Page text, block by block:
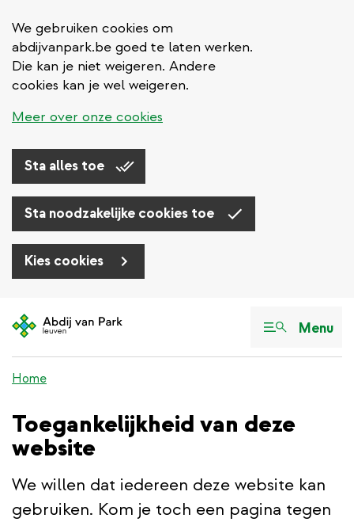
We gebruiken cookies om
abdijvanpark.be goed te laten werken.
Die kan je niet weigeren. Andere
cookies kan je wel weigeren.
Meer over onze cookies
Sta alles toe
Sta noodzakelijke cookies toe
Kies cookies
en
inhoud
Menu
Home
Toegankelijkheid van deze
website
We willen dat iedereen deze website kan
gebruiken. Kom je toch een pagina tegen